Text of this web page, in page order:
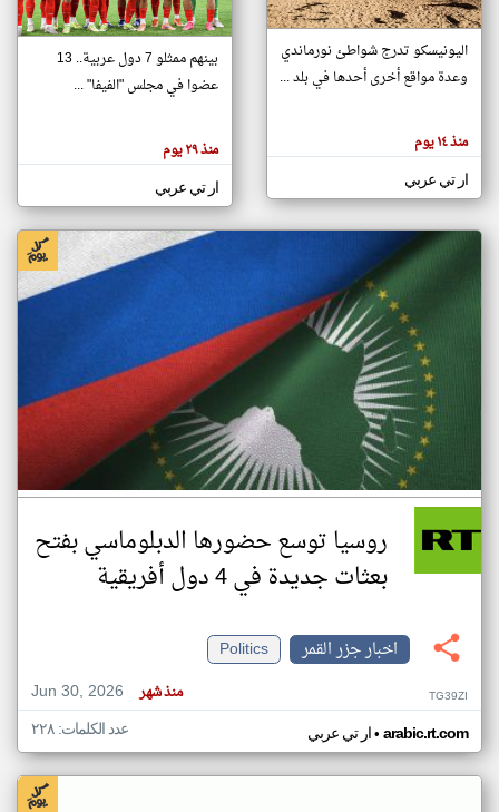
تغيير الدولة
اخبار جزر القمر على مدار الساعة
أهم اخبار جزر القمر العاجلة والمباشرة
هنا عن
وجهة
كاتبيها.
اليونيسكو تدرج شواطئ نورماندي
وعدة مواقع أخرى أحدها في بلد ...
منذ ١٤ يوم
ار تي عربي
بينهم ممثلو 7 دول عربية.. 13
عضوا في مجلس "الفيفا" ...
منذ ٢٩ يوم
ار تي عربي
روسيا توسع حضورها الدبلوماسي بفتح
بعثات جديدة في 4 دول أفريقية
اخبار جزر القمر
Politics
Jun 30, 2026
منذ شهر TG39ZI
ار تي عربي• arabic.rt.com عدد الكلمات: ٢٢٨
klyoum.com